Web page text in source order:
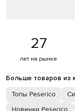
27
лет на рынке
Больше товаров из
Топы Peserico